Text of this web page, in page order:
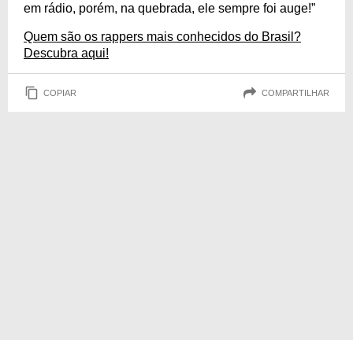
em rádio, porém, na quebrada, ele sempre foi auge!”
Quem são os rappers mais conhecidos do Brasil?
Descubra aqui!
COPIAR COMPARTILHAR